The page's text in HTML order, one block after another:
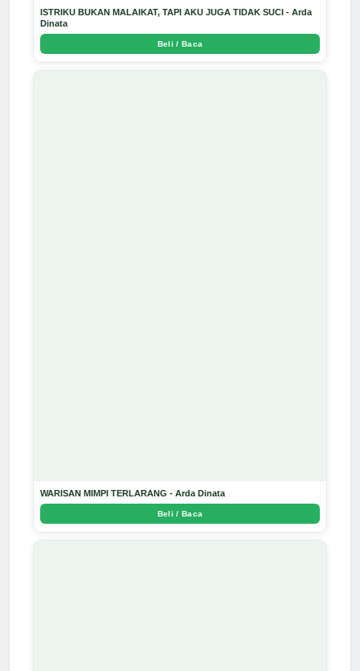
ISTRIKU BUKAN MALAIKAT, TAPI AKU JUGA TIDAK SUCI - Arda
Dinata
Beli / Baca
WARISAN MIMPI TERLARANG - Arda Dinata
Beli / Baca